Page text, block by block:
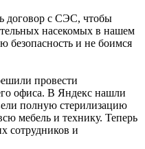
договор с СЭС, чтобы
насекомых в нашем
безопасность и не боимся
провести
офиса. В Яндекс нашли
полную стерилизацию
мебель и технику. Теперь
сотрудников и